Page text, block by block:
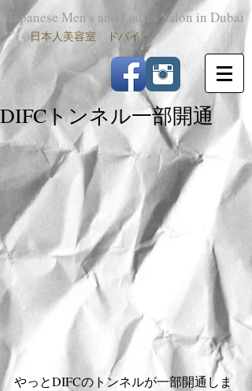
Japanese Men's and Ladies Salon in Dubai
-日本人美容室 ドバイ -
DIFCトンネル一部開通
やっとDIFCのトンネルが一部開通しま